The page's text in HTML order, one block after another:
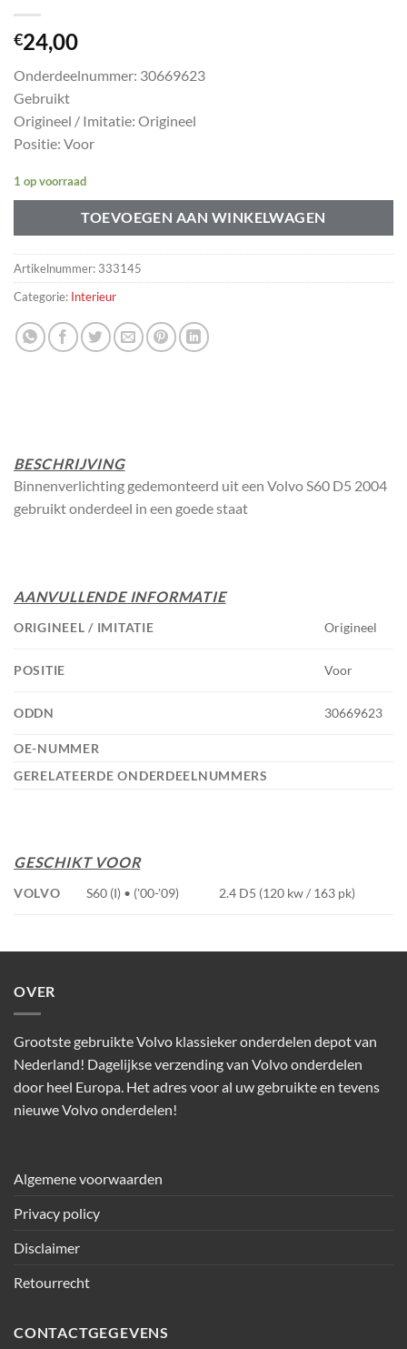
€24,00
Onderdeelnummer: 30669623
Gebruikt
Origineel / Imitatie: Origineel
Positie: Voor
1 op voorraad
TOEVOEGEN AAN WINKELWAGEN
Artikelnummer: 333145
Categorie: Interieur
BESCHRIJVING
Binnenverlichting gedemonteerd uit een Volvo S60 D5 2004
gebruikt onderdeel in een goede staat
AANVULLENDE INFORMATIE
ORIGINEEL / IMITATIE Origineel
POSITIE Voor
ODDN 30669623
OE-NUMMER
GERELATEERDE ONDERDEELNUMMERS
GESCHIKT VOOR
VOLVO S60 (I) • ('00-'09) 2.4 D5 (120 kw / 163 pk)
OVER
Grootste gebruikte Volvo klassieker onderdelen depot van
Nederland! Dagelijkse verzending van Volvo onderdelen
door heel Europa. Het adres voor al uw gebruikte en tevens
nieuwe Volvo onderdelen!
Algemene voorwaarden
Privacy policy
Disclaimer
Retourrecht
CONTACTGEGEVENS